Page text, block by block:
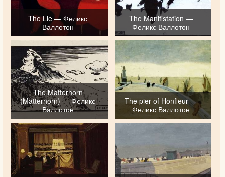
The Lie — Феликс
Валлотон
The Manifistation —
Феликс Валлотон
The Matterhorn
(Matterhorn) — Феликс
Валлотон
The pier of Honfleur —
Феликс Валлотон